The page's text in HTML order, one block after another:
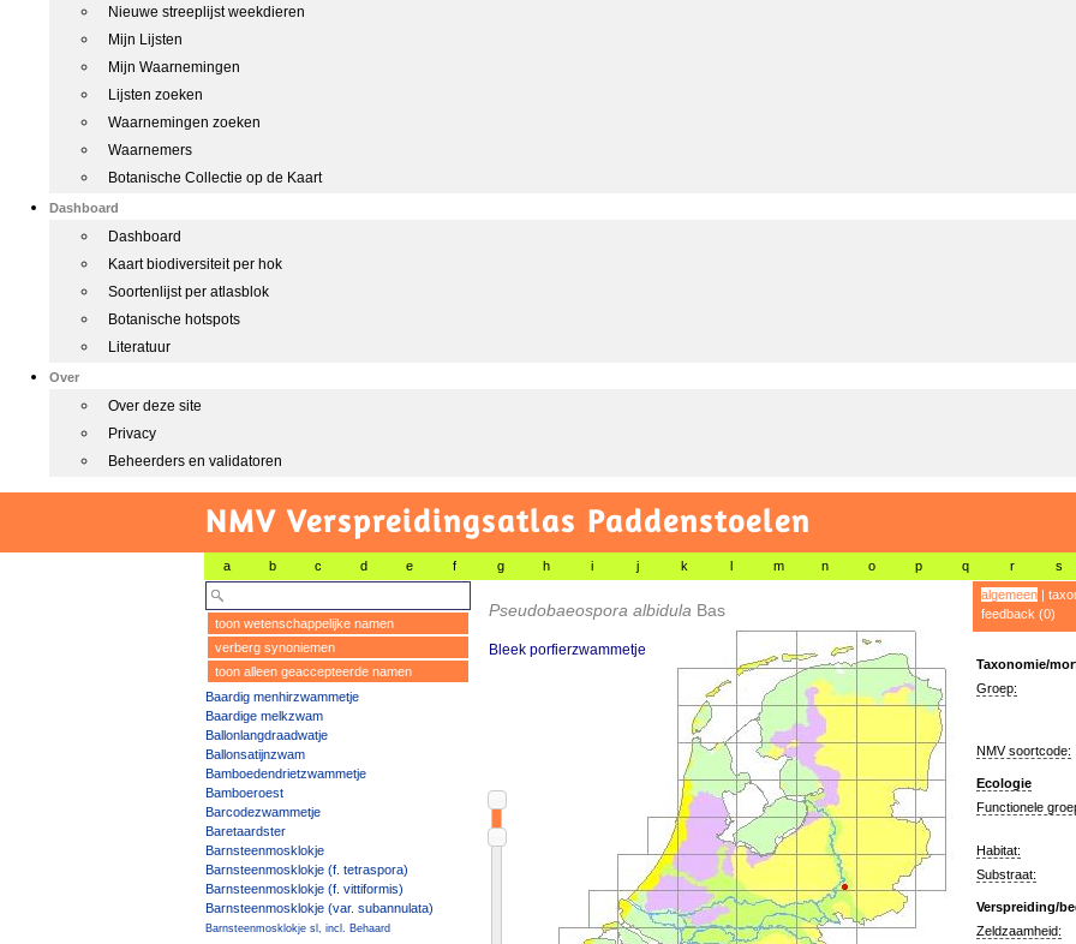
Nieuwe streeplijst weekdieren
Mijn Lijsten
Mijn Waarnemingen
Lijsten zoeken
Waarnemingen zoeken
Waarnemers
Botanische Collectie op de Kaart
Dashboard
Dashboard
Kaart biodiversiteit per hok
Soortenlijst per atlasblok
Botanische hotspots
Literatuur
Over
Over deze site
Privacy
Beheerders en validatoren
NMV Verspreidingsatlas Paddenstoelen
a b c d e f g h i j k l m n o p q r s
toon wetenschappelijke namen
verberg synoniemen
toon alleen geaccepteerde namen
Baardig menhirzwammetje
Baardige melkzwam
Ballonlangdraadwatje
Ballonsatijnzwam
Bamboedendrietzwammetje
Bamboeroest
Barcodezwammetje
Baretaardster
Barnsteenmosklokje
Barnsteenmosklokje (f. tetraspora)
Barnsteenmosklokje (f. vittiformis)
Barnsteenmosklokje (var. subannulata)
Barnsteenmosklokje sl, incl. Behaard
Pseudobaeospora albidula Bas
Bleek porfierzwammetje
algemeen|
feedback (0)
Taxonomie/
Groep:
NMV soortcode:
Ecologie
Functionele
Habitat:
Substraat:
Verspreiding/
Zeldzaamheid: